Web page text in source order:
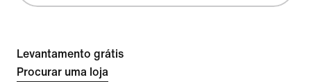
Levantamento grátis
Procurar uma loja